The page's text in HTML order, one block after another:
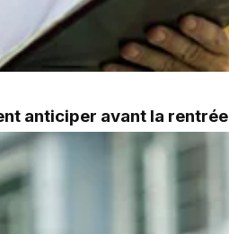
anticiper avant la rentrée